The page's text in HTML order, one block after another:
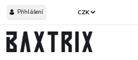
CZK
Přihlášení